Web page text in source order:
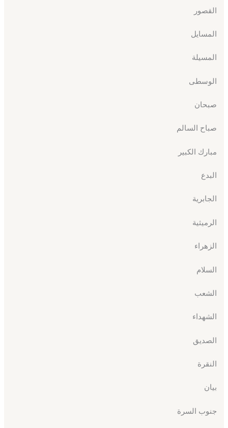
القصور
المسايل
المسيلة
الوسطى
صبحان
صباح السالم
مبارك الكبير
البدع
الجابرية
الرميثية
الزهراء
السلام
الشعب
الشهداء
الصديق
النقرة
بيان
جنوب السرة